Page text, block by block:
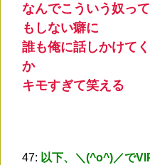
なんでこういう奴っ
もしない癖に
誰も俺に話しかけて
か
キモすぎて笑える
47: 以下、＼(^o^)／で